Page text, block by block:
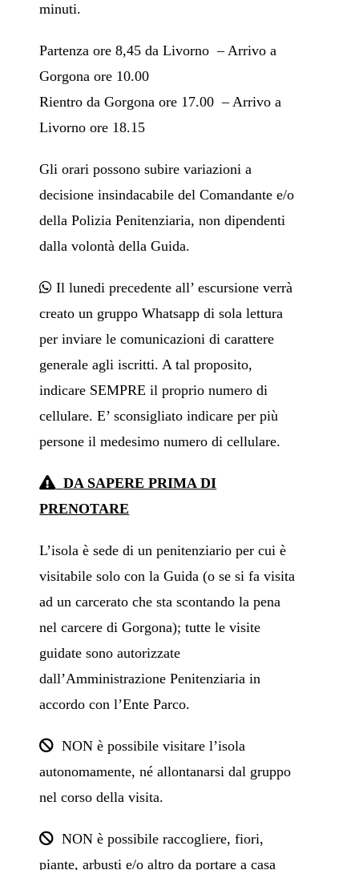
minuti.
Partenza ore 8,45 da Livorno – Arrivo a
Gorgona ore 10.00
Rientro da Gorgona ore 17.00 – Arrivo a
Livorno ore 18.15
Gli orari possono subire variazioni a
decisione insindacabile del Comandante e/o
della Polizia Penitenziaria, non dipendenti
dalla volontà della Guida.
Il lunedi precedente all’ escursione verrà
creato un gruppo Whatsapp di sola lettura
per inviare le comunicazioni di carattere
generale agli iscritti. A tal proposito,
indicare SEMPRE il proprio numero di
cellulare. E’ sconsigliato indicare per più
persone il medesimo numero di cellulare.
DA SAPERE PRIMA DI
PRENOTARE
L’isola è sede di un penitenziario per cui è
visitabile solo con la Guida (o se si fa visita
ad un carcerato che sta scontando la pena
nel carcere di Gorgona); tutte le visite
guidate sono autorizzate
dall’Amministrazione Penitenziaria in
accordo con l’Ente Parco.
NON è possibile visitare l’isola
autonomamente, né allontanarsi dal gruppo
nel corso della visita.
NON è possibile raccogliere, fiori,
piante, arbusti e/o altro da portare a casa